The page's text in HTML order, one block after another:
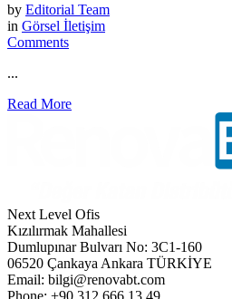
by Editorial Team
in Görsel İletişim
Comments
...
Read More
Next Level Ofis
Kızılırmak Mahallesi
Dumlupınar Bulvarı No: 3C1-160
06520 Çankaya Ankara TÜRKİYE
Email: bilgi@renovabt.com
Phone: +90 312 666 13 49